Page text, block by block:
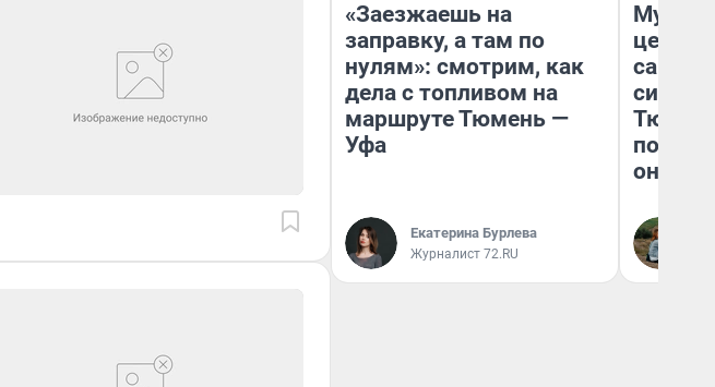
«Заезжаешь на
заправку, а там по
нулям»: смотрим, как
дела с топливом на
маршруте Тюмень —
Уфа
Екатерина Бурлева
Журналист 72.RU
Музей
они